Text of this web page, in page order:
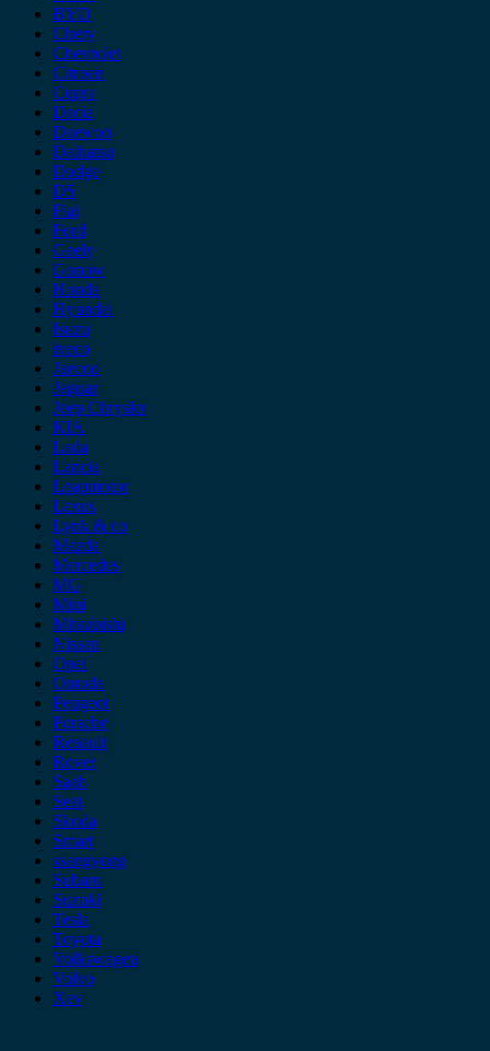
BYD
Chery
Chevrolet
Citroen
Cupra
Dacia
Daewoo
Daihatsu
Dodge
DS
Fiat
Ford
Geely
Gonow
Honda
Hyundai
Isuzu
iveco
Jaecoo
Jaguar
Jeep Chrysler
KIA
Lada
Lancia
Leapmotor
Lexus
Lynk & co
Mazda
Mercedes
MG
Mini
Mitsubishi
Nissan
Opel
Omoda
Peugeot
Porsche
Renault
Rover
Saab
Seat
Skoda
Smart
ssangyong
Subaru
Suzuki
Tesla
Toyota
Volkswagen
Volvo
Xev